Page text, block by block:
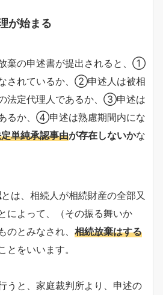
が始まる
棄の申述書が提出されると、①
されているか、②申述人は被相
法定代理人であるか、③申述は
るか、④申述は熟慮期間内にな
単純承認事由が存在しないかな
とは、相続人が相続財産の全部又
によって、（その振る舞いか
のとみなされ、 相続放棄はする
とをいいます。
うと、家庭裁判所より、申述の